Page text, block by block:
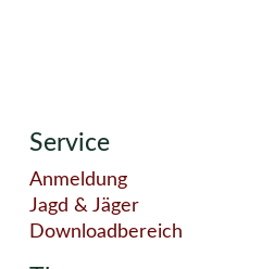
Service
Anmeldung
Jagd & Jäger
Downloadbereich